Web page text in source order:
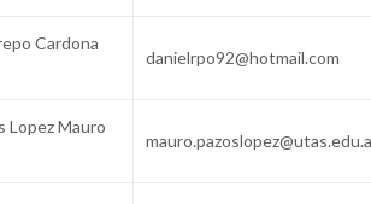
danielrpo92@hotmail.com
Mauro